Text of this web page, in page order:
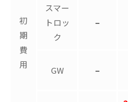
初
期
費
用
スマー
トロッ
ク
–
GW –